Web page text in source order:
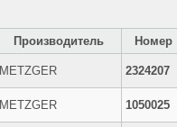
Производитель Номер
METZGER 2324207
METZGER 1050025